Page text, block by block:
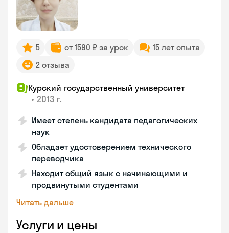
5 от 1590 ₽ за урок
15 лет опыта
2 отзыва
Курский государственный университет
• 2013 г.
Имеет степень кандидата педагогических
наук
Обладает удостоверением технического
переводчика
Находит общий язык с начинающими и
продвинутыми студентами
Читать дальше
Услуги и цены